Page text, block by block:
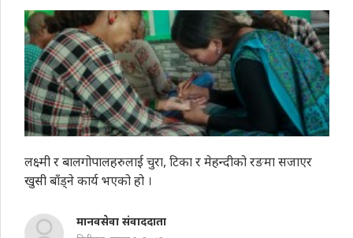
लक्ष्मी र बालगोपालहरुलाई चुरा, टिका र मेहन्दीको रङमा सजाएर
खुसी बाँड्ने कार्य भएको हो ।
मानवसेवा संवाददाता